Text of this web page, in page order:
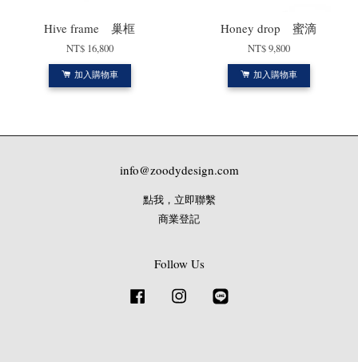
Hive frame 巢框
NT$ 16,800
加入購物車
Honey drop 蜜滴
NT$ 9,800
加入購物車
info@zoodydesign.com
點我，立即聯繫
商業登記
Follow Us
Facebook Instagram